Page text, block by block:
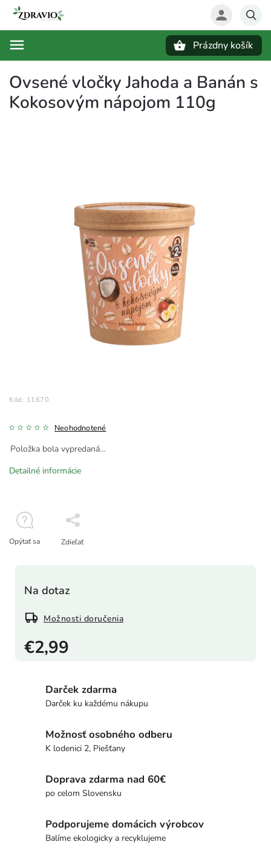
Prázdny košík
Ovsené vločky Jahoda a Banán s
Kokosovým nápojom 110g
Kód: 11670
Neohodnotené
€2,99
Na dotaz
Možnosti doručenia
Položka bola vypredaná…
Detailné informácie
Opýtať sa Zdieľať
Darček zdarma
Darček ku každému nákupu
Možnosť osobného odberu
K lodenici 2, Piešťany
Doprava zdarma nad 60€
po celom Slovensku
Podporujeme domácich výrobcov
Balíme ekologicky a recyklujeme